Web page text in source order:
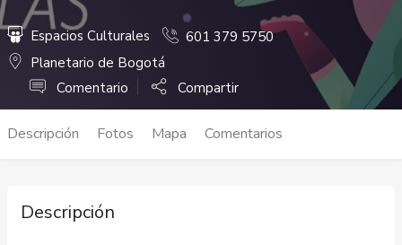
Espacios Culturales
601 379 5750
Planetario de Bogotá
Comentario
Compartir
Descripción Fotos Mapa Comentarios
Descripción